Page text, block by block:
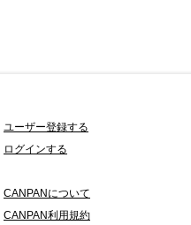
ユーザー登録する
ログインする
CANPANについて
CANPAN利用規約